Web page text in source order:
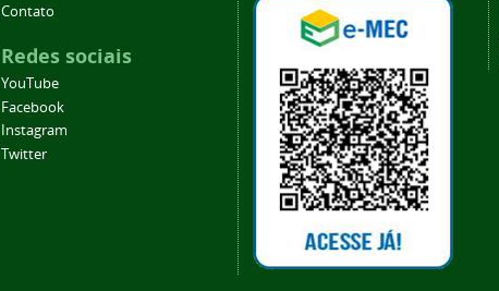
Contato
Redes sociais
YouTube
Facebook
Instagram
Twitter